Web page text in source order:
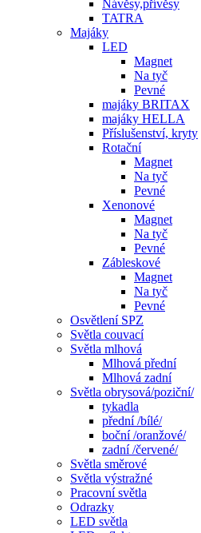
Návěsy,přívěsy
TATRA
Majáky
LED
Magnet
Na tyč
Pevné
majáky BRITAX
majáky HELLA
Příslušenství, kryty
Rotační
Magnet
Na tyč
Pevné
Xenonové
Magnet
Na tyč
Pevné
Zábleskové
Magnet
Na tyč
Pevné
Osvětlení SPZ
Světla couvací
Světla mlhová
Mlhová přední
Mlhová zadní
Světla obrysová/poziční/
tykadla
přední /bílé/
boční /oranžové/
zadní /červené/
Světla směrové
Světla výstražné
Pracovní světla
Odrazky
LED světla